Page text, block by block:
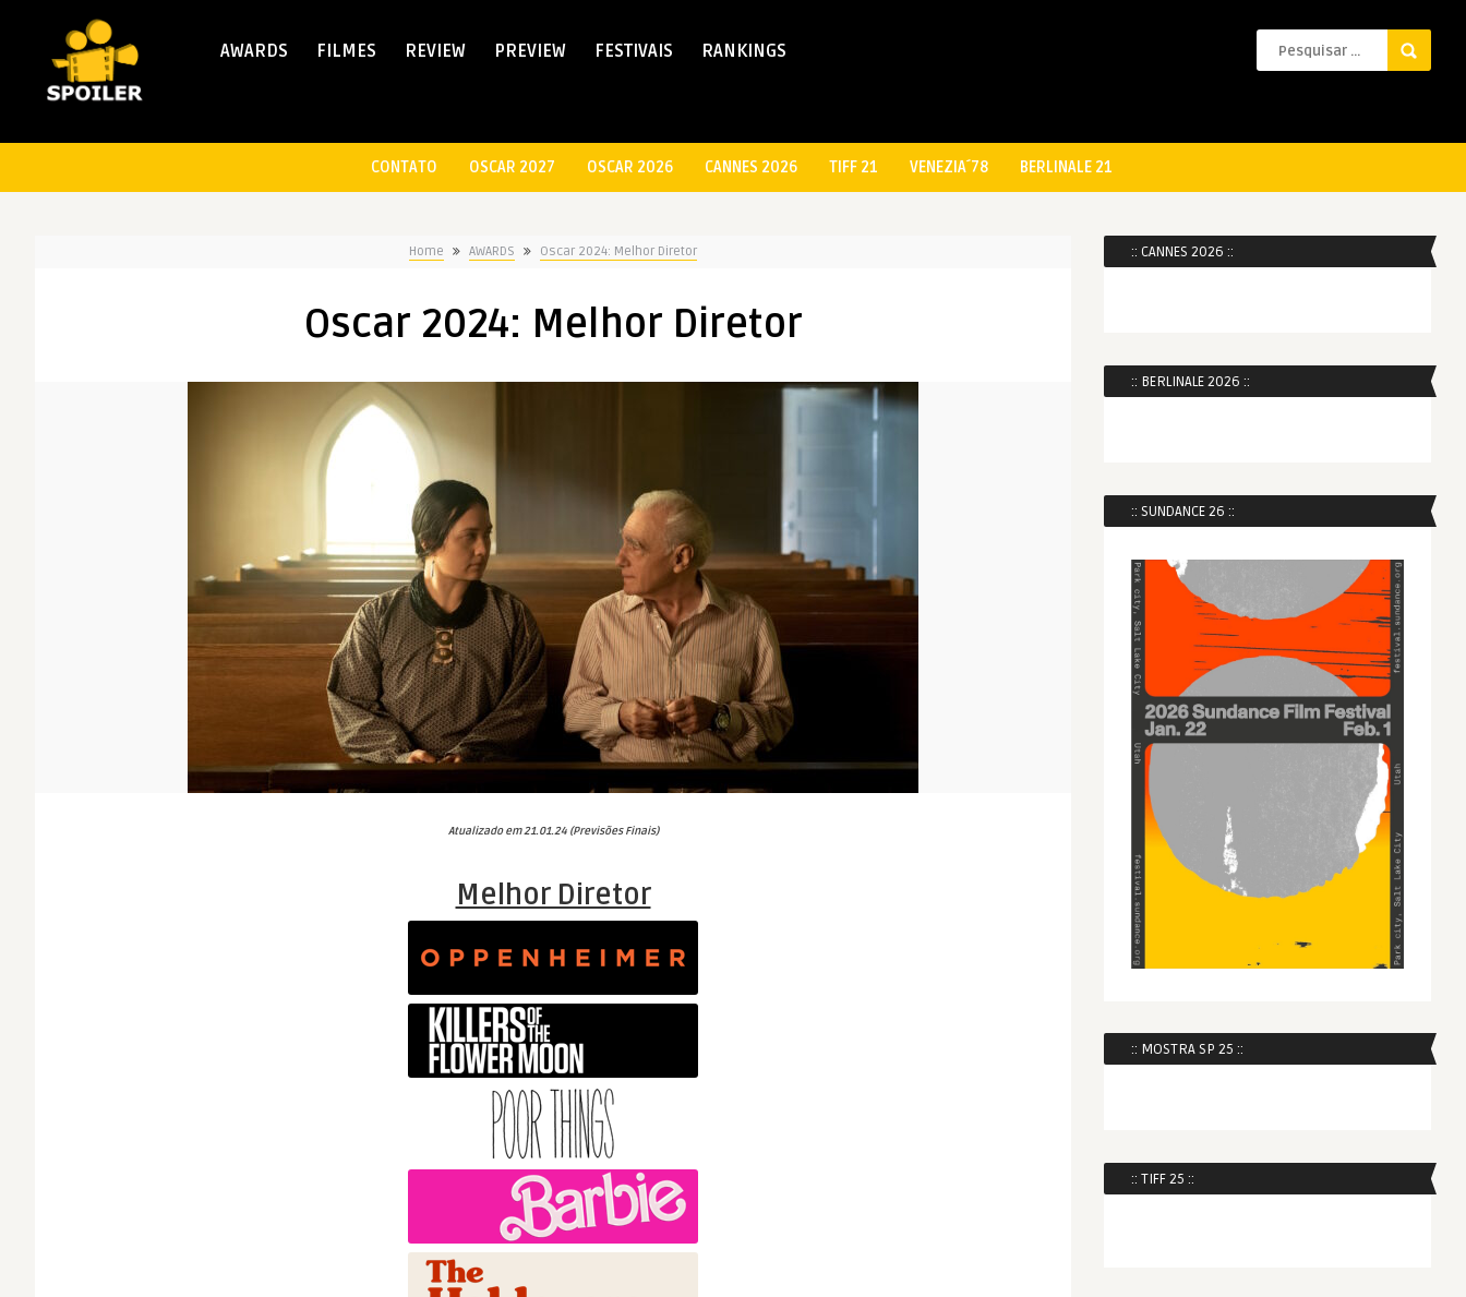
AWARDS FILMES REVIEW PREVIEW FESTIVAIS RANKINGS
CONTATO OSCAR 2027 OSCAR 2026 CANNES 2026 TIFF 21 VENEZIA´78 BERLINALE 21
Home AWARDS Oscar 2024: Melhor Diretor
Oscar 2024: Melhor Diretor
Atualizado em 21.01.24 (Previsões Finais)
Melhor Diretor
:: CANNES 2026 ::
:: BERLINALE 2026 ::
:: SUNDANCE 26 ::
:: MOSTRA SP 25 ::
:: TIFF 25 ::